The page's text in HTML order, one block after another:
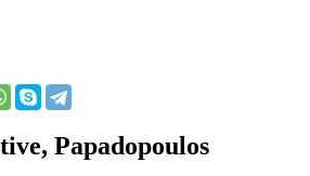
Papadopoulos